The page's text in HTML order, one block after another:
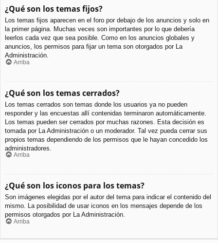
¿Qué son los temas fijos?
Los temas fijos aparecen en el foro por debajo de los anuncios y solo en
la primer página. Muchas veces son importantes por lo que debería
leerlos cada vez que sea posible. Como en los anuncios globales y
anuncios, los permisos para fijar un tema son otorgados por La
Administración.
Arriba
¿Qué son los temas cerrados?
Los temas cerrados son temas donde los usuarios ya no pueden
responder y las encuestas allí contenidas terminaron automáticamente.
Los temas pueden ser cerrados por muchas razones. Esta decisión es
tomada por La Administración o un moderador. Tal vez pueda cerrar sus
propios temas dependiendo de los permisos que le hayan concedido los
administradores.
Arriba
¿Qué son los iconos para los temas?
Son imágenes elegidas por el autor del tema para indicar el contenido del
mismo. La posibilidad de usar iconos en los mensajes depende de los
permisos otorgados por La Administración.
Arriba